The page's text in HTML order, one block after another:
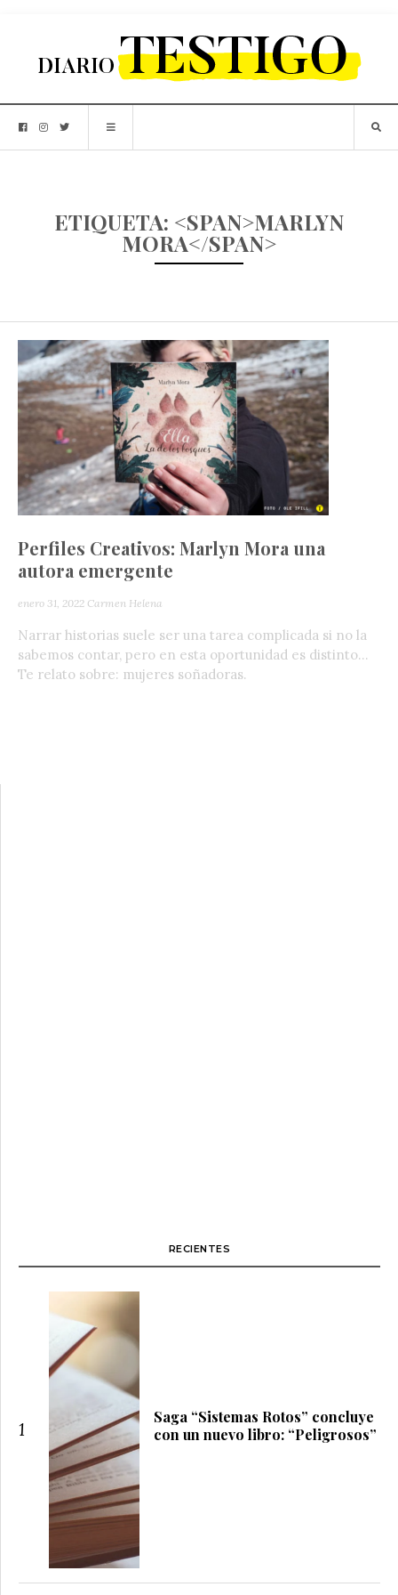
ETIQUETA: <SPAN>MARLYN
MORA</SPAN>
Perfiles Creativos: Marlyn Mora una
autora emergente
enero 31, 2022 Carmen Helena
Narrar historias suele ser una tarea complicada si no la
sabemos contar, pero en esta oportunidad es distinto…
Te relato sobre: mujeres soñadoras.
RECIENTES
1
Saga “Sistemas Rotos” concluye
con un nuevo libro: “Peligrosos”